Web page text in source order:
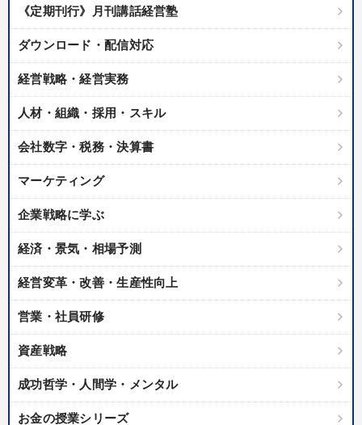
《定期刊行》月刊講話経営塾
ダウンロード・配信対応
経営戦略・経営実務
人材・組織・採用・スキル
会社数字・税務・決算書
マーケティング
企業戦略に学ぶ
経済・景気・相場予測
経営変革・改善・生産性向上
営業・社員研修
資産戦略
成功哲学・人間学・メンタル
お金の授業シリーズ